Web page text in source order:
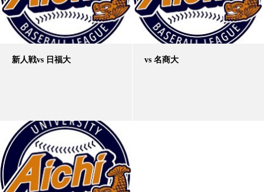
新人戦vs 日福大 vs 名商大